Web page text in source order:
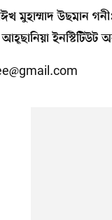
মুহাম্মাদ উছমান গনী
ইনস্টিটিউট